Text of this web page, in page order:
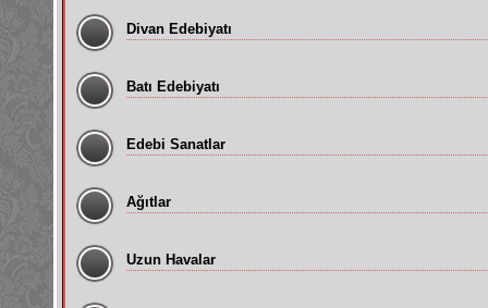
Divan Edebiyatı
Batı Edebiyatı
Edebi Sanatlar
Ağıtlar
Uzun Havalar